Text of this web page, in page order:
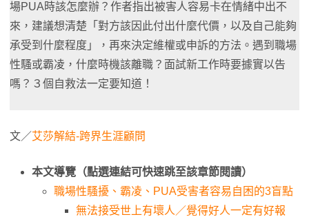
場PUA時該怎麼辦？作者指出被害人容易卡在情緒中出不
來，建議想清楚「對方該因此付出什麼代價，以及自己能夠
承受到什麼程度」，再來決定維權或申訴的方法。遇到職場
性騷或霸凌，什麼時機該離職？面試新工作時要據實以告
嗎？３個自救法一定要知道！
文／艾莎解結-跨界生涯顧問
本文導覽（點選連結可快速跳至該章節閱讀）
職場性騷擾、霸凌、PUA受害者容易自困的3盲點
無法接受世上有壞人／覺得好人一定有好報